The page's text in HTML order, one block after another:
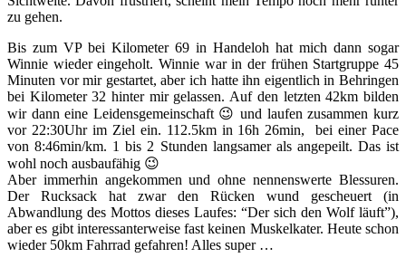
zu gehen.
Bis zum VP bei Kilometer 69 in Handeloh hat mich dann sogar
Winnie wieder eingeholt. Winnie war in der frühen Startgruppe 45
Minuten vor mir gestartet, aber ich hatte ihn eigentlich in Behringen
bei Kilometer 32 hinter mir gelassen. Auf den letzten 42km bilden
wir dann eine Leidensgemeinschaft 😉 und laufen zusammen kurz
vor 22:30Uhr im Ziel ein. 112.5km in 16h 26min, bei einer Pace
von 8:46min/km. 1 bis 2 Stunden langsamer als angepeilt. Das ist
wohl noch ausbaufähig 😉
Aber immerhin angekommen und ohne nennenswerte Blessuren.
Der Rucksack hat zwar den Rücken wund gescheuert (in
Abwandlung des Mottos dieses Laufes: “Der sich den Wolf läuft”),
aber es gibt interessanterweise fast keinen Muskelkater. Heute schon
wieder 50km Fahrrad gefahren! Alles super …